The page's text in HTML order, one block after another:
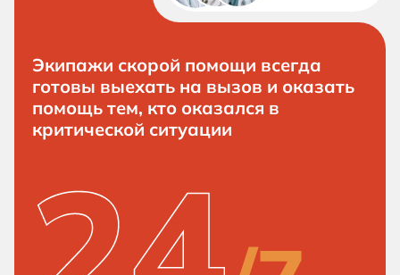
Экипажи скорой помощи всегда
готовы выехать на вызов и оказать
помощь тем, кто оказался в
критической ситуации